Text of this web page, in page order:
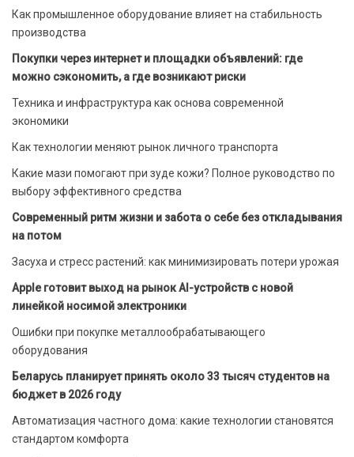
Как промышленное оборудование влияет на стабильность
производства
Покупки через интернет и площадки объявлений: где
можно сэкономить, а где возникают риски
Техника и инфраструктура как основа современной
экономики
Как технологии меняют рынок личного транспорта
Какие мази помогают при зуде кожи? Полное руководство по
выбору эффективного средства
Современный ритм жизни и забота о себе без откладывания
на потом
Засуха и стресс растений: как минимизировать потери урожая
Apple готовит выход на рынок AI-устройств с новой
линейкой носимой электроники
Ошибки при покупке металлообрабатывающего
оборудования
Беларусь планирует принять около 33 тысяч студентов на
бюджет в 2026 году
Автоматизация частного дома: какие технологии становятся
стандартом комфорта